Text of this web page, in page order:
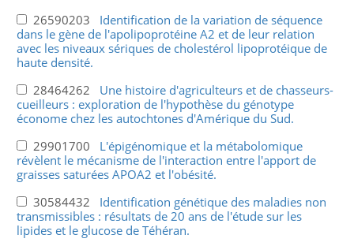
26590203 Identification de la variation de séquence
dans le gène de l'apolipoprotéine A2 et de leur relation
avec les niveaux sériques de cholestérol lipoprotéique de
haute densité.
28464262 Une histoire d'agriculteurs et de chasseurs-
cueilleurs : exploration de l'hypothèse du génotype
économe chez les autochtones d'Amérique du Sud.
29901700 L'épigénomique et la métabolomique
révèlent le mécanisme de l'interaction entre l'apport de
graisses saturées APOA2 et l'obésité.
30584432 Identification génétique des maladies non
transmissibles : résultats de 20 ans de l'étude sur les
lipides et le glucose de Téhéran.